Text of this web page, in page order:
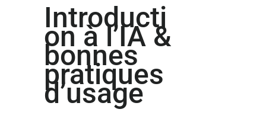
DPO AS A SERVICE
NOUS CONNAÎTRE
ACTUALITÉS
Introducti
on à l’IA &
bonnes
pratiques
d’usage